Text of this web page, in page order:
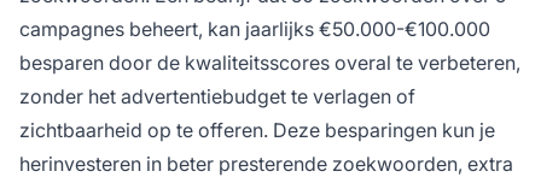
campagnes beheert, kan jaarlijks €50.000-€100.000
besparen door de kwaliteitsscores overal te verbeteren,
zonder het advertentiebudget te verlagen of
zichtbaarheid op te offeren. Deze besparingen kun je
herinvesteren in beter presterende zoekwoorden, extra